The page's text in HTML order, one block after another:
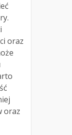
oraz
oraz